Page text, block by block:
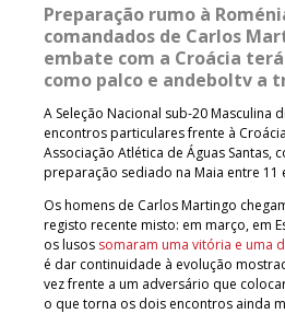
Preparação rumo à
comandados de Carlos
embate com a Croácia
como palco e andeboltv a
A Seleção Nacional sub-20 Masculina
encontros particulares frente à
Associação Atlética de Águas Santas,
preparação sediado na Maia entre 11
Os homens de Carlos Martingo
registo recente misto: em março, em
os lusos somaram uma vitória e uma
é dar continuidade à evolução
vez frente a um adversário que
o que torna os dois encontros ainda